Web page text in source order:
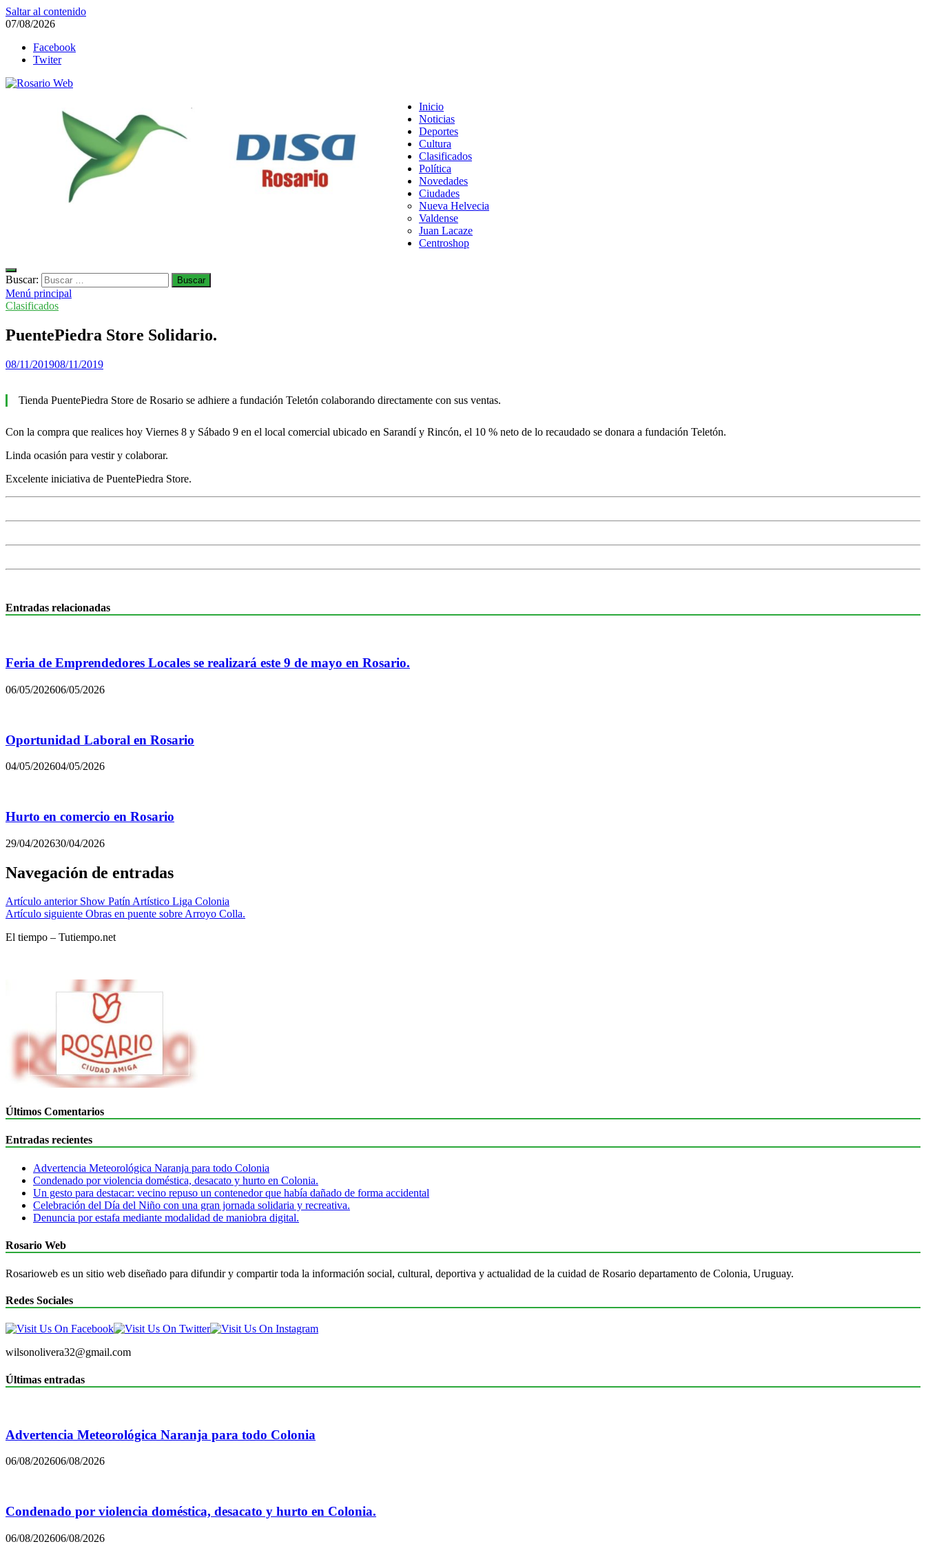
Saltar al contenido
07/08/2026
Facebook
Twiter
Todas la noticias de Rosario y la zona
Inicio
Noticias
Deportes
Cultura
Clasificados
Política
Novedades
Ciudades
Nueva Helvecia
Valdense
Juan Lacaze
Centroshop
Buscar:
Menú principal
Clasificados
PuentePiedra Store Solidario.
08/11/201908/11/2019
Tienda PuentePiedra Store de Rosario se adhiere a fundación Teletón colaborando directamente con sus ventas.
Con la compra que realices hoy Viernes 8 y Sábado 9 en el local comercial ubicado en Sarandí y Rincón, el 10 % neto de lo recaudado se donara a fundación Teletón.
Linda ocasión para vestir y colaborar.
Excelente iniciativa de PuentePiedra Store.
Entradas relacionadas
Feria de Emprendedores Locales se realizará este 9 de mayo en Rosario.
06/05/202606/05/2026
Oportunidad Laboral en Rosario
04/05/202604/05/2026
Hurto en comercio en Rosario
29/04/202630/04/2026
Navegación de entradas
Artículo anterior Show Patín Artístico Liga Colonia
Artículo siguiente Obras en puente sobre Arroyo Colla.
El tiempo – Tutiempo.net
Últimos Comentarios
Entradas recientes
Advertencia Meteorológica Naranja para todo Colonia
Condenado por violencia doméstica, desacato y hurto en Colonia.
Un gesto para destacar: vecino repuso un contenedor que había dañado de forma accidental
Celebración del Día del Niño con una gran jornada solidaria y recreativa.
Denuncia por estafa mediante modalidad de maniobra digital.
Rosario Web
Rosarioweb es un sitio web diseñado para difundir y compartir toda la información social, cultural, deportiva y actualidad de la cuidad de Rosario departamento de Colonia, Uruguay.
Redes Sociales
wilsonolivera32@gmail.com
Últimas entradas
Advertencia Meteorológica Naranja para todo Colonia
06/08/202606/08/2026
Condenado por violencia doméstica, desacato y hurto en Colonia.
06/08/202606/08/2026